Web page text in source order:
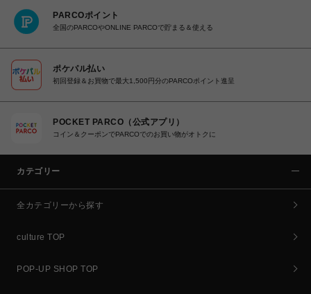
PARCOポイント
全国のPARCOやONLINE PARCOで貯まる＆使える
ポケパル払い
初回登録＆お買物で最大1,500円分のPARCOポイント進呈
POCKET PARCO（公式アプリ）
コイン＆クーポンでPARCOでのお買い物がオトクに
カテゴリー
全カテゴリーから探す
culture TOP
POP-UP SHOP TOP